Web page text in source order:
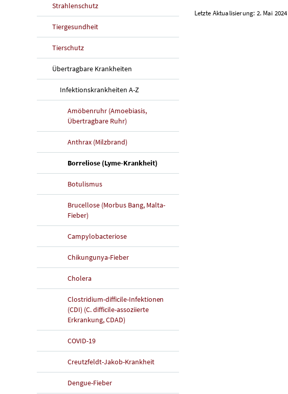
Strahlenschutz
Tiergesundheit
Tierschutz
Übertragbare Krankheiten
Infektionskrankheiten A-Z
Amöbenruhr (Amoebiasis,
Übertragbare Ruhr)
Anthrax (Milzbrand)
Borreliose (Lyme-Krankheit)(aktuelle Seite)
Botulismus
Brucellose (Morbus Bang, Malta-
Fieber)
Campylobacteriose
Chikungunya-Fieber
Cholera
Clostridium-difficile-Infektionen
(CDI) (C. difficile-assoziierte
Erkrankung, CDAD)
COVID-19
Creutzfeldt-Jakob-Krankheit
Dengue-Fieber
Letzte Aktualisierung: 2. Mai 2024